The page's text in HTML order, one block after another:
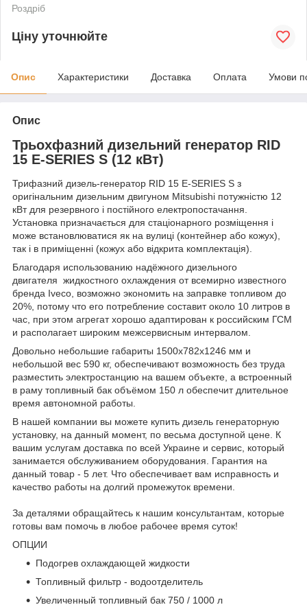
Роздріб
Ціну уточнюйте
Опис Характеристики Доставка Оплата Умови
Опис
Трьохфазний дизельний генератор RID
15 E-SERIES S (12 кВт)
Трифазний дизель-генератор RID 15 E-SERIES S з
оригінальним дизельним двигуном Mitsubishi потужністю 12
кВт для резервного і постійного електропостачання.
Установка призначається для стаціонарного розміщення і
може встановлюватися як на вулиці (контейнер або кожух),
так і в приміщенні (кожух або відкрита комплектація).
Благодаря использованию надёжного дизельного
двигателя жидкостного охлаждения от всемирно известного
бренда Iveco, возможно экономить на заправке топливом до
20%, потому что его потребление составит около 10 литров в
час, при этом агрегат хорошо адаптирован к российским ГСМ
и располагает широким межсервисным интервалом.
Довольно небольшие габариты 1500x782x1246 мм и
небольшой вес 590 кг, обеспечивают возможность без труда
разместить электростанцию на вашем объекте, а встроенный
в раму топливный бак объёмом 150 л обеспечит длительное
время автономной работы.
В нашей компании вы можете купить дизель генераторную
установку, на данный момент, по весьма доступной цене. К
вашим услугам доставка по всей Украине и сервис, который
занимается обслуживанием оборудования. Гарантия на
данный товар - 5 лет. Что обеспечивает вам исправность и
качество работы на долгий промежуток времени.
За деталями обращайтесь к нашим консультантам, которые
готовы вам помочь в любое рабочее время суток!
ОПЦИИ
Подогрев охлаждающей жидкости
Топливный фильтр - водоотделитель
Увеличенный топливный бак 750 / 1000 л